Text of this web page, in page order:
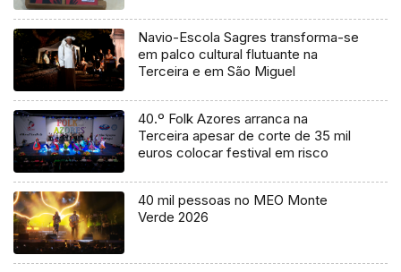
Navio-Escola Sagres transforma-se
em palco cultural flutuante na
Terceira e em São Miguel
40.º Folk Azores arranca na
Terceira apesar de corte de 35 mil
euros colocar festival em risco
40 mil pessoas no MEO Monte
Verde 2026